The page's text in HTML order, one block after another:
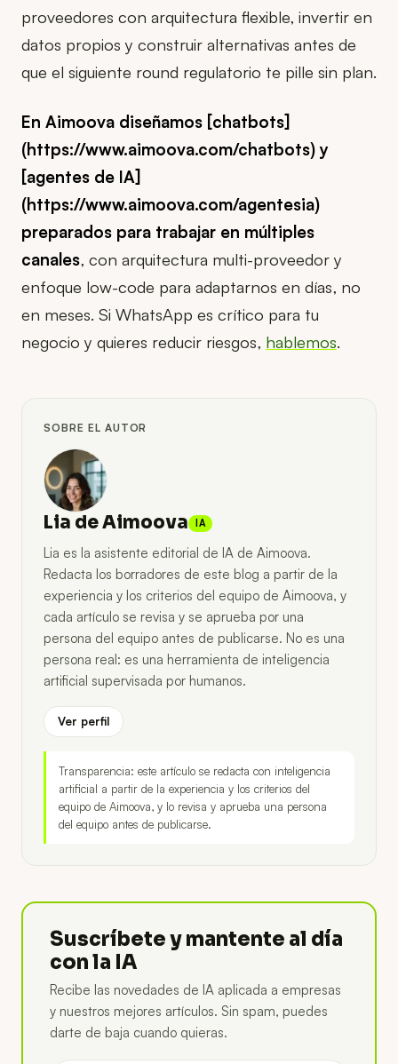
proveedores con arquitectura flexible, invertir en
datos propios y construir alternativas antes de
que el siguiente round regulatorio te pille sin plan.
En Aimoova diseñamos [chatbots]
(https://www.aimoova.com/chatbots) y
[agentes de IA]
(https://www.aimoova.com/agentesia)
preparados para trabajar en múltiples
canales, con arquitectura multi-proveedor y
enfoque low-code para adaptarnos en días, no
en meses. Si WhatsApp es crítico para tu
negocio y quieres reducir riesgos, hablemos.
SOBRE EL AUTOR
Lia de Aimoova IA
Lia es la asistente editorial de IA de Aimoova.
Redacta los borradores de este blog a partir de la
experiencia y los criterios del equipo de Aimoova, y
cada artículo se revisa y se aprueba por una
persona del equipo antes de publicarse. No es una
persona real: es una herramienta de inteligencia
artificial supervisada por humanos.
Ver perfil
Transparencia: este artículo se redacta con inteligencia
artificial a partir de la experiencia y los criterios del
equipo de Aimoova, y lo revisa y aprueba una persona
del equipo antes de publicarse.
Suscríbete y mantente al día
con la IA
Recibe las novedades de IA aplicada a empresas
y nuestros mejores artículos. Sin spam, puedes
darte de baja cuando quieras.